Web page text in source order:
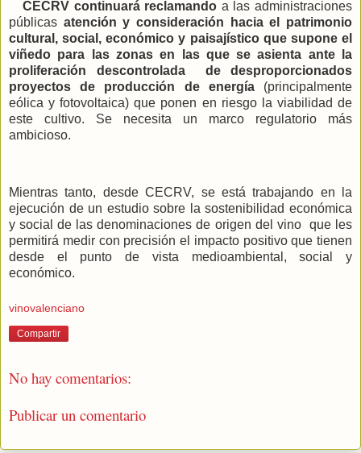
CECRV continuará reclamando a las administraciones
públicas atención y consideración hacia el patrimonio
cultural, social, económico y paisajístico que supone el
viñedo para las zonas en las que se asienta ante la
proliferación descontrolada
de desproporcionados
proyectos de producción de energía(principalmente
eólica y fotovoltaica) que ponen en riesgo la viabilidad de
este cultivo. Se necesita un marco regulatorio más
ambicioso.
Mientras tanto, desde CECRV, se está trabajando en la
ejecución de un estudio sobre la sostenibilidad económica
y social de las denominaciones de origen del vino
que les
permitirá medir con precisión el impacto positivo que tienen
desde el punto de vista medioambiental, social y
económico.
vinovalenciano
Compartir
No hay comentarios:
Publicar un comentario